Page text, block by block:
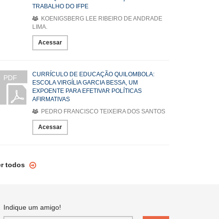
TRABALHO DO IFPE
KOENIGSBERG LEE RIBEIRO DE ANDRADE
LIMA.
Acessar
PDF
CURRÍCULO DE EDUCAÇÃO QUILOMBOLA:
ESCOLA VIRGÍLIA GARCIA BESSA, UM
EXPOENTE PARA EFETIVAR POLÍTICAS
AFIRMATIVAS
PEDRO FRANCISCO TEIXEIRA DOS SANTOS
Acessar
todos
Indique um amigo!